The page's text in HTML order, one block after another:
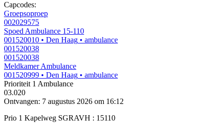
Capcodes:
Groepsoproep
002029575
Spoed Ambulance 15-110
001520010 • Den Haag • ambulance
001520038
001520038
Meldkamer Ambulance
001520999 • Den Haag • ambulance
Prioriteit 1 Ambulance
03.020
Ontvangen: 7 augustus 2026 om 16:12
Prio 1 Kapelweg SGRAVH : 15110